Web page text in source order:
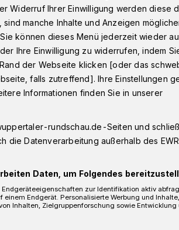
Widerruf Ihrer Einwilligung werden diese
manche Inhalte und Anzeigen
können dieses Menü jederzeit wieder
Ihre Einwilligung zu widerrufen, indem
der Webseite klicken [oder das
falls zutreffend]. Ihre Einstellungen
Informationen finden Sie in unserer
rundschau.de-Seiten und
die Datenverarbeitung außerhalb des
Daten, um Folgendes
zur Identifikation aktiv
Endgerät. Personalisierte Werbung und
Inhalten, Zielgruppenforschung sowie Entwicklung